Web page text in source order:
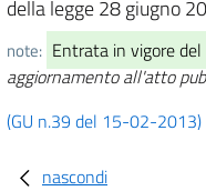
della legge 28 giugno
note: Entrata in vigore
aggiornamento all'atto
(GU n.39 del 15-02-2013)
nascondi